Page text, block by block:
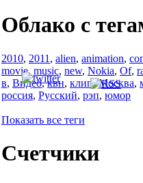
Облако с
2010, 2011 , alien, animation,
movie, music, new, Nokia, Of,
в, Видео,квн, клип,Москва,
россия, Русский, рэп, юмор
Показать все теги
Счетчики